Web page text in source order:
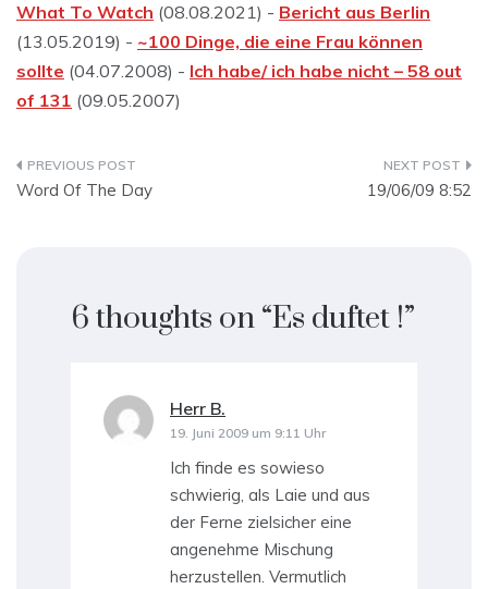
What To Watch (08.08.2021) - Bericht aus Berlin
(13.05.2019) - ~100 Dinge, die eine Frau können
sollte (04.07.2008) - Ich habe/ ich habe nicht – 58 out
of 131 (09.05.2007)
Beitragsnavigation
Word Of The Day 19/06/09 8:52
6 thoughts on “Es duftet !”
Herr B.
19. Juni 2009 um 9:11 Uhr
Ich finde es sowieso
schwierig, als Laie und aus
der Ferne zielsicher eine
angenehme Mischung
herzustellen. Vermutlich